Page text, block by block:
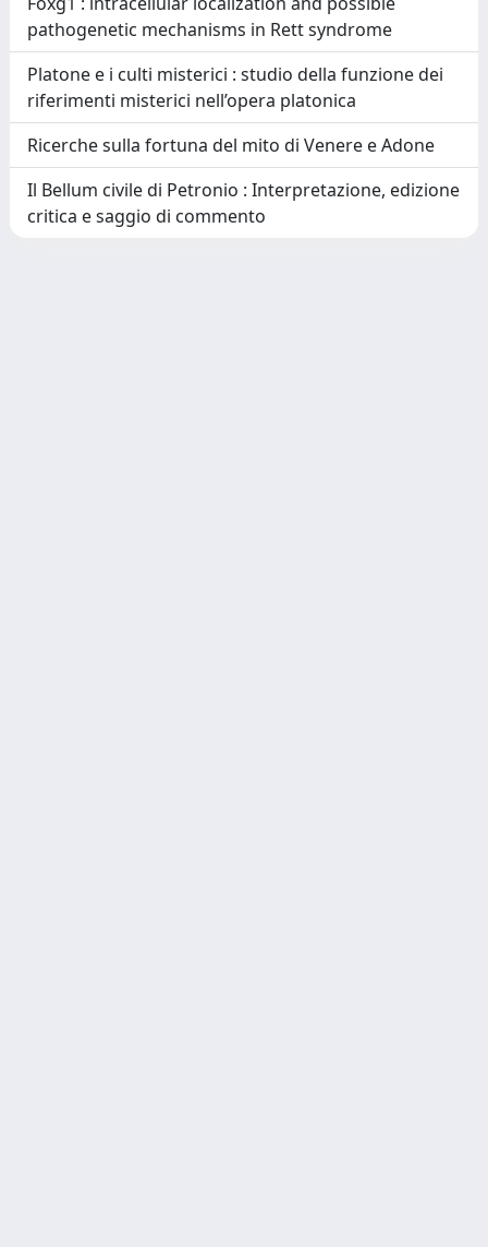
pathogenetic mechanisms in Rett syndrome
Platone e i culti misterici : studio della funzione dei
riferimenti misterici nell’opera platonica
Ricerche sulla fortuna del mito di Venere e Adone
Il Bellum civile di Petronio : Interpretazione, edizione
critica e saggio di commento